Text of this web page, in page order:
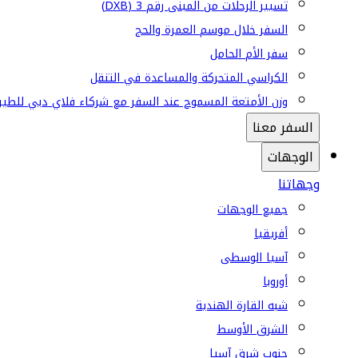
تسيير الرحلات من المبنى رقم 3 (DXB)
السفر خلال موسم العمرة والحج
سفر الأم الحامل
الكراسي المتحركة والمساعدة في التنقل
وزن الأمتعة المسموح عند السفر مع شركاء فلاي دبي
السفر معنا
الوجهات
وجهاتنا
جميع الوجهات
أفريقيا
آسيا الوسطى
أوروبا
شبه القارة الهندية
الشرق الأوسط
جنوب شرق آسيا